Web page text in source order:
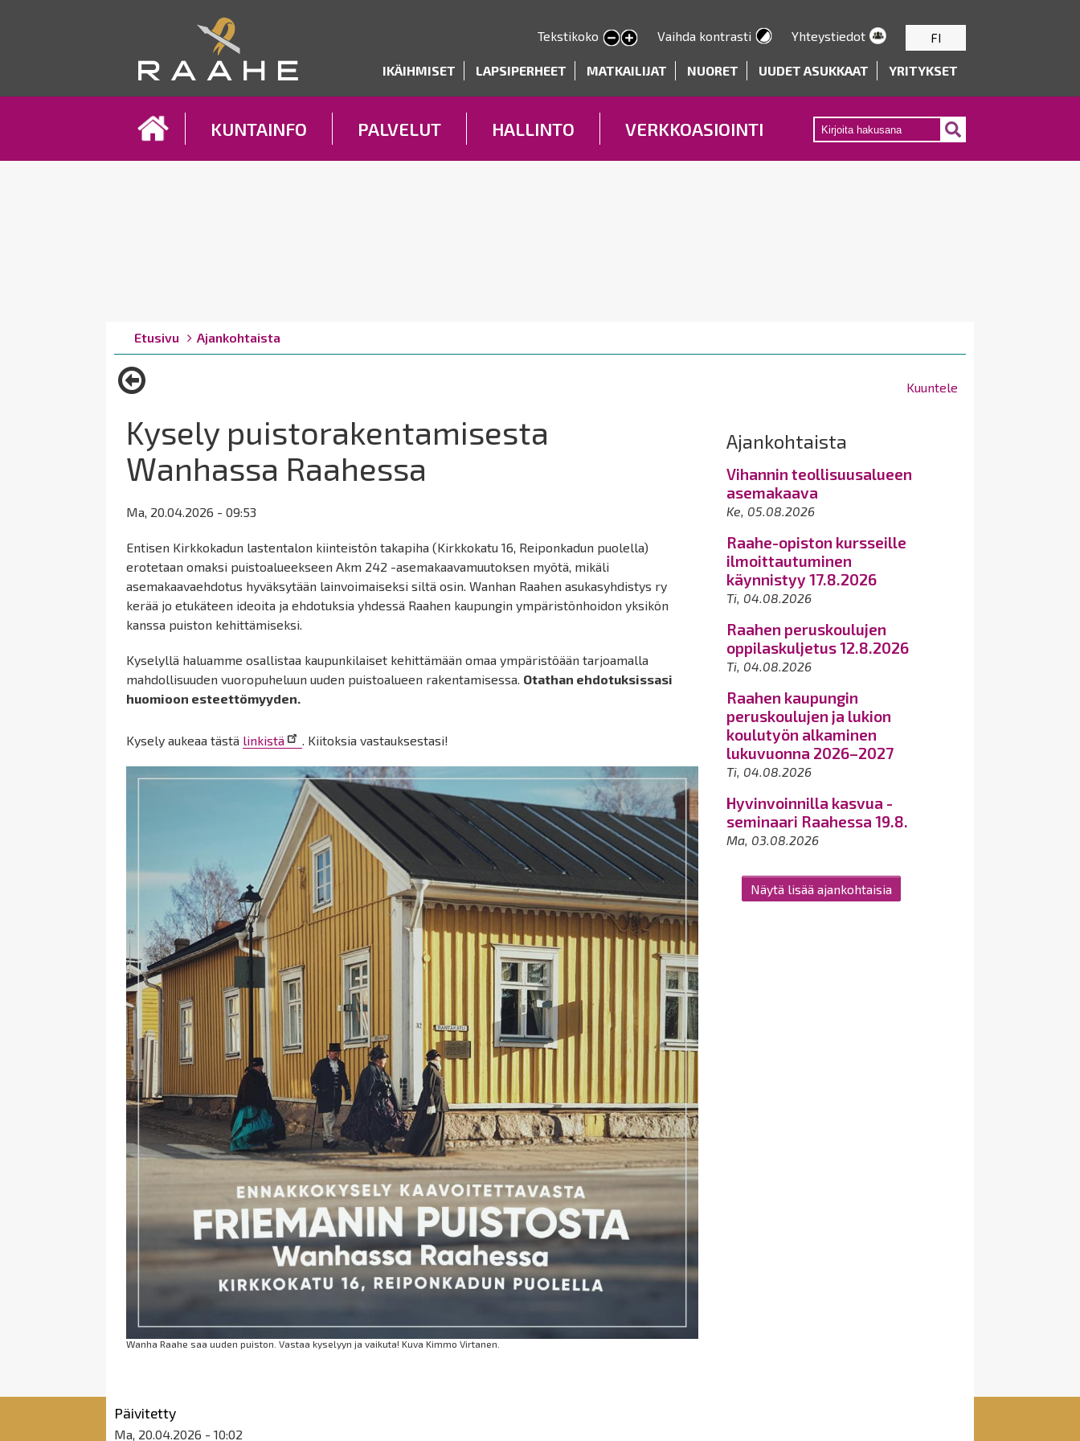
pääsisältöön
Tekstikoko
Pienennä tekstin kokoa
Suurenna tekstin kokoa Vaihda kontrasti Yhteystiedot FI
Kohderyhmät
IKÄIHMISET LAPSIPERHEET MATKAILIJAT NUORET UUDET ASUKKAAT YRITYKSET
KUNTAINFO PALVELUT HALLINTO VERKKOASIOINTI
Breadcrumbs
You
are
here:
Etusivu Ajankohtaista
Kuuntele
Kysely puistorakentamisesta
Wanhassa Raahessa
Ma, 20.04.2026 - 09:53
Entisen Kirkkokadun lastentalon kiinteistön takapiha (Kirkkokatu 16, Reiponkadun puolella)
erotetaan omaksi puistoalueekseen Akm 242 -asemakaavamuutoksen myötä, mikäli
asemakaavaehdotus hyväksytään lainvoimaiseksi siltä osin. Wanhan Raahen asukasyhdistys ry
kerää jo etukäteen ideoita ja ehdotuksia yhdessä Raahen kaupungin ympäristönhoidon yksikön
kanssa puiston kehittämiseksi.
Kyselyllä haluamme osallistaa kaupunkilaiset kehittämään omaa ympäristöään tarjoamalla
mahdollisuuden vuoropuheluun uuden puistoalueen rakentamisessa. Otathan ehdotuksissasi
huomioon esteettömyyden.
Kysely aukeaa tästä linkistä . Kiitoksia vastauksestasi!
Wanha Raahe saa uuden puiston. Vastaa kyselyyn ja vaikuta! Kuva Kimmo Virtanen.
Ajankohtaista
Vihannin teollisuusalueen
asemakaava
Ke, 05.08.2026
Raahe-opiston kursseille
ilmoittautuminen
käynnistyy 17.8.2026
Ti, 04.08.2026
Raahen peruskoulujen
oppilaskuljetus 12.8.2026
Ti, 04.08.2026
Raahen kaupungin
peruskoulujen ja lukion
koulutyön alkaminen
lukuvuonna 2026–2027
Ti, 04.08.2026
Hyvinvoinnilla kasvua -
seminaari Raahessa 19.8.
Ma, 03.08.2026
Näytä lisää ajankohtaisia
Päivitetty
Ma, 20.04.2026 - 10:02